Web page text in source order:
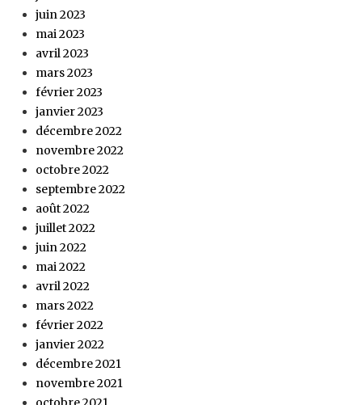
juin 2023
mai 2023
avril 2023
mars 2023
février 2023
janvier 2023
décembre 2022
novembre 2022
octobre 2022
septembre 2022
août 2022
juillet 2022
juin 2022
mai 2022
avril 2022
mars 2022
février 2022
janvier 2022
décembre 2021
novembre 2021